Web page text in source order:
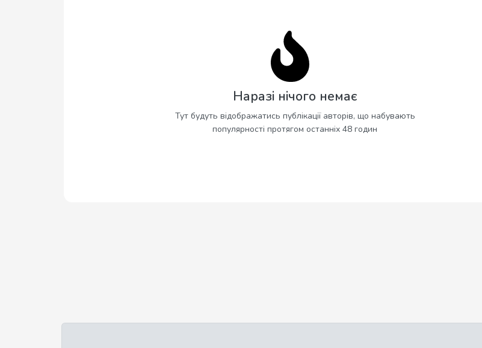
Наразі нічого немає
Тут будуть відображатись публікації авторів, що набувають
популярності протягом останніх 48 годин